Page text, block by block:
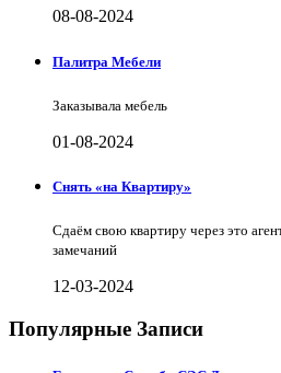
08-08-2024
Палитра Мебели
Заказывала мебель
01-08-2024
Снять «на Квартиру»
Сдаём свою квартиру через это
замечаний
12-03-2024
Популярные Записи